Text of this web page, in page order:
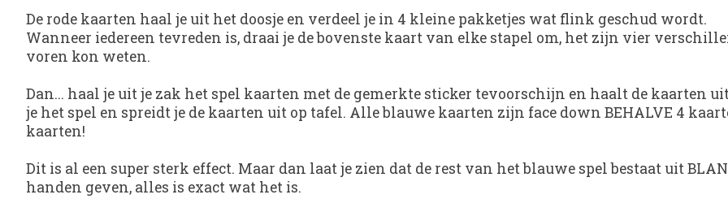
De rode kaarten haal je uit het doosje en verdeel je in 4 kleine pakketjes wat flink geschud wordt.
Wanneer iedereen tevreden is, draai je de bovenste kaart van elke stapel om, het zijn vier
voren kon weten.
Dan... haal je uit je zak het spel kaarten met de gemerkte sticker tevoorschijn en haalt de kaarten
je het spel en spreidt je de kaarten uit op tafel. Alle blauwe kaarten zijn face down BEHALVE 4
kaarten!
Dit is al een super sterk effect. Maar dan laat je zien dat de rest van het blauwe spel bestaat uit
handen geven, alles is exact wat het is.